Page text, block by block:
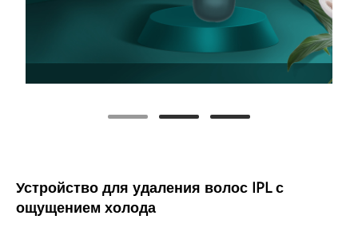
Устройство для удаления волос IPL с
ощущением холода